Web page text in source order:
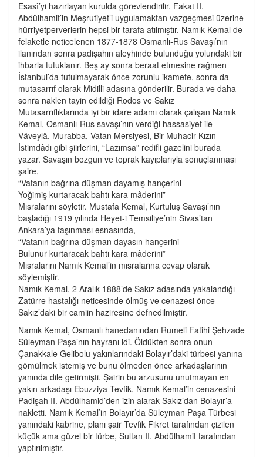
Esasî’yi hazırlayan kurulda görevlendirilir. Fakat II.
Abdülhamit’in Meşrutiyet’i uygulamaktan vazgeçmesi üzerine
hürriyetperverlerin hepsi bir tarafa atılmıştır. Namık Kemal de
felaketle neticelenen 1877-1878 Osmanlı-Rus Savaşı’nın
ilanından sonra padişahın aleyhinde bulunduğu yolundaki bir
ihbarla tutuklanır. Beş ay sonra beraat etmesine rağmen
İstanbul’da tutulmayarak önce zorunlu ikamete, sonra da
mutasarrıf olarak Midilli adasına gönderilir. Burada ve daha
sonra naklen tayin edildiği Rodos ve Sakız
Mutasarrıflıklarında iyi bir idare adamı olarak çalışan Namık
Kemal, Osmanlı-Rus savaşı’nın verdiği hassasiyet ile
Vâveylâ, Murabba, Vatan Mersiyesi, Bir Muhacir Kızın
İstimdâdı gibi şiirlerini, “Lazımsa” redifli gazelini burada
yazar. Savaşın bozgun ve toprak kayıplarıyla sonuçlanması
şaire,
“Vatanın bağrına düşman dayamış hançerini
Yoğimiş kurtaracak bahtı kara mâderini”
Mısralarını söyletir. Mustafa Kemal, Kurtuluş Savaşı’nın
başladığı 1919 yılında Heyet-i Temsiliye’nin Sivas’tan
Ankara’ya taşınması esnasında,
“Vatanın bağrına düşman dayasın hançerini
Bulunur kurtaracak bahtı kara mâderini”
Mısralarını Namık Kemal’in mısralarına cevap olarak
söylemiştir.
Namık Kemal, 2 Aralık 1888’de Sakız adasında yakalandığı
Zatürre hastalığı neticesinde ölmüş ve cenazesi önce
Sakız’daki bir camiin haziresine defnedilmiştir.
Namık Kemal, Osmanlı hanedanından Rumeli Fatihi Şehzade
Süleyman Paşa’nın hayranı idi. Öldükten sonra onun
Çanakkale Gelibolu yakınlarındaki Bolayır’daki türbesi yanına
gömülmek istemiş ve bunu ölmeden önce arkadaşlarının
yanında dile getirmişti. Şairin bu arzusunu unutmayan en
yakın arkadaşı Ebuzziya Tevfik, Namık Kemal’in cenazesini
Padişah II. Abdülhamid’den izin alarak Sakız’dan Bolayır’a
nakletti. Namık Kemal’in Bolayır’da Süleyman Paşa Türbesi
yanındaki kabrine, planı şair Tevfik Fikret tarafından çizilen
küçük ama güzel bir türbe, Sultan II. Abdülhamit tarafından
yaptırılmıştır.